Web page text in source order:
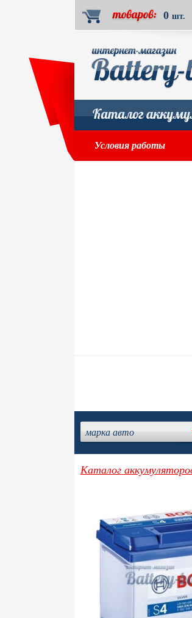
0 шт.
Условия работы
марка авто
Каталог